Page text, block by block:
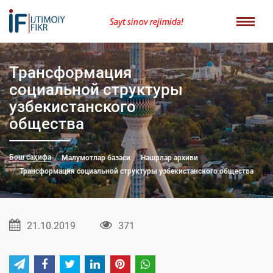
Sayt sinov rejimida!
Трансформация
социальной структуры
узбекистанского
общества
Бош саҳифа Малумотлар базаси
Нашрлар архиви
Трансформация социальной структуры узбекистанского общества
21.10.2019 371